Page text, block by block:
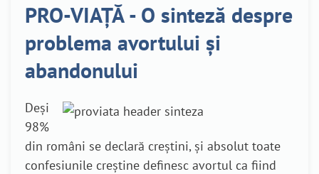
PRO-VIAȚĂ - O sinteză despre
problema avortului și
abandonului
Deși
98%
din români se declară creștini, și absolut toate
confesiunile creștine definesc avortul ca fiind